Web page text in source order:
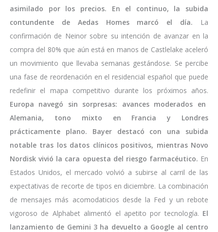
asimilado por los precios. En el continuo, la subida
contundente de Aedas Homes marcó el día.
La
confirmación de Neinor sobre su intención de avanzar en la
compra del 80% que aún está en manos de Castlelake aceleró
un movimiento que llevaba semanas gestándose. Se percibe
una fase de reordenación en el residencial español que puede
redefinir el mapa competitivo durante los próximos años.
Europa navegó sin sorpresas: avances moderados en
Alemania, tono mixto en Francia y Londres
prácticamente plano. Bayer destacó con una subida
notable tras los datos clínicos positivos, mientras Novo
Nordisk vivió la cara opuesta del riesgo farmacéutico. En
Estados Unidos, el mercado volvió a subirse al carril de las
expectativas de recorte de tipos en diciembre. La combinación
de mensajes más acomodaticios desde la Fed y un rebote
vigoroso de Alphabet alimentó el apetito por tecnología. El
lanzamiento de Gemini 3 ha devuelto a Google al centro